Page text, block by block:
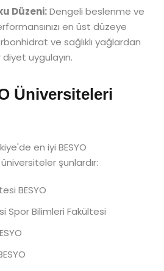
Düzeni:Dengeli beslenme ve
en üst düzeye
ve sağlıklı yağlardan
uygulayın.
Üniversiteleri
en iyi BESYO
şunlardır:
BESYO
Spor Bilimleri Fakültesi